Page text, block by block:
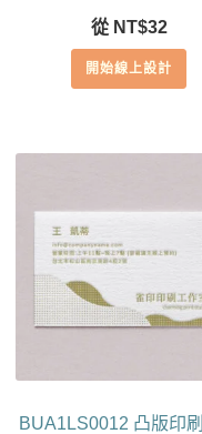
從 NT$32
開始線上設計
BUA1LS0012 凸版印